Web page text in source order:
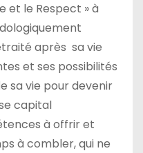
et le Respect » à
après sa vie
et ses possibilités
sa vie pour devenir
capital
à offrir et
à combler, qui ne